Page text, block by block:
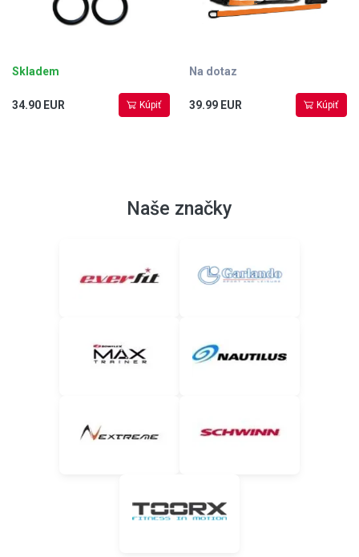
Skladem
34.90 EUR Kúpiť
Na dotaz
39.99 EUR Kúpiť
Naše značky